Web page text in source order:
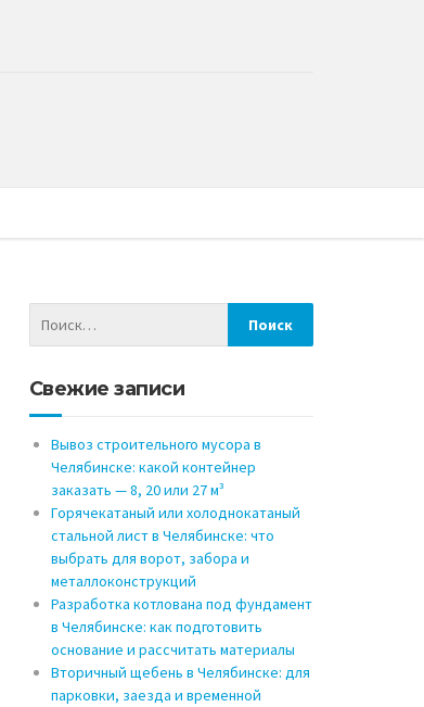
Свежие записи
Вывоз строительного мусора в
Челябинске: какой контейнер
заказать — 8, 20 или 27 м³
Горячекатаный или холоднокатаный
стальной лист в Челябинске: что
выбрать для ворот, забора и
металлоконструкций
Разработка котлована под фундамент
в Челябинске: как подготовить
основание и рассчитать материалы
Вторичный щебень в Челябинске: для
парковки, заезда и временной